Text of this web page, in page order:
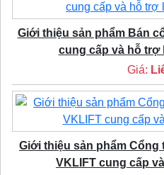
Giới thiệu sản phẩm Bán
cung cấp và hỗ trợ
Giá:
Giới thiệu sản phẩm Cổng
VKLIFT cung cấp